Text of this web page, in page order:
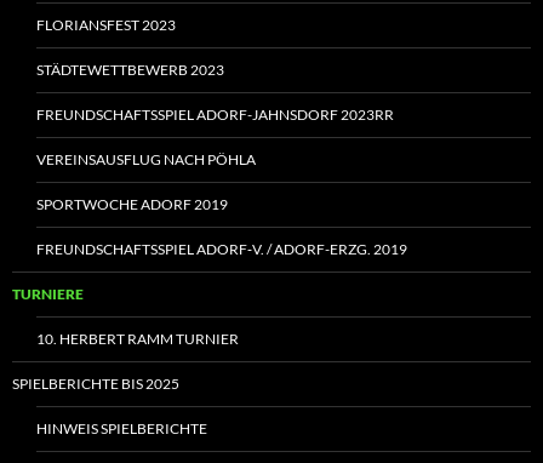
FLORIANSFEST 2023
STÄDTEWETTBEWERB 2023
FREUNDSCHAFTSSPIEL ADORF-JAHNSDORF 2023RR
VEREINSAUSFLUG NACH PÖHLA
SPORTWOCHE ADORF 2019
FREUNDSCHAFTSSPIEL ADORF‑V. / ADORF-ERZG. 2019
TURNIERE
10. HERBERT RAMM TURNIER
SPIELBERICHTE BIS 2025
HINWEIS SPIELBERICHTE